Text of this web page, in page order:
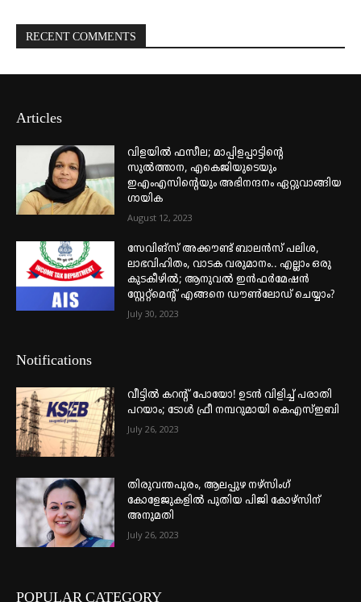
RECENT COMMENTS
Articles
വിളയിൽ ഫസീല; മാപ്പിളപ്പാട്ടിന്റെ
സുൽത്താന, എകെജിയുടെയും
ഇഎംഎസിന്റെയും അഭിനന്ദനം ഏറ്റുവാങ്ങിയ
ഗായിക
August 12, 2023
സേവിങ്സ് അക്കൗണ്ട് ബാലൻസ് പലിശ,
ലാഭവിഹിതം, വാടക വരുമാനം.. എല്ലാം ഒരു
കുടകീഴിൽ; ആനുവൽ ഇൻഫർമേഷൻ
സ്റ്റേറ്റ്മെന്റ് എങ്ങനെ ഡൗൺലോഡ് ചെയ്യാം?
July 30, 2023
Notifications
വീട്ടില്‍ കറന്റ് പോയോ! ഉടന്‍ വിളിച്ച് പരാതി
പറയാം; ടോള്‍ ഫ്രീ നമ്പറുമായി കെഎസ്ഇബി
July 26, 2023
തിരുവന്തപുരം, ആലപ്പുഴ നഴ്‌സിംഗ്
കോളേജുകളില്‍ പുതിയ പിജി കോഴ്‌സിന്
അനുമതി
July 26, 2023
POPULAR CATEGORY